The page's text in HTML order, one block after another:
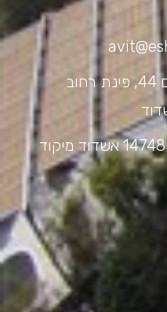
כתובת: רחוב החניכים 44, פינת רחוב
המען למכתבים: ת.ד. 14748 אשדוד מיקוד